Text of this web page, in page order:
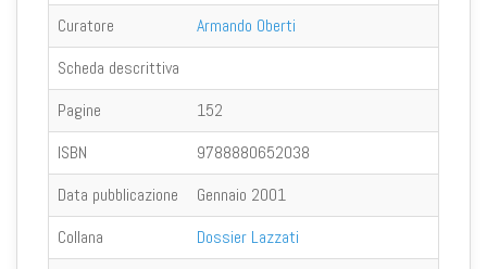
Curatore
Armando Oberti
Scheda descrittiva
Pagine
152
ISBN
9788880652038
Data pubblicazione
Gennaio 2001
Collana
Dossier Lazzati